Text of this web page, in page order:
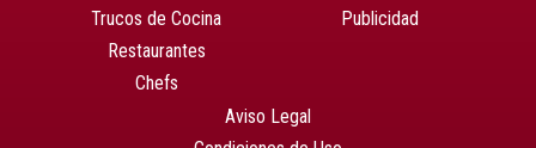
Trucos de Cocina
Restaurantes
Chefs
Publicidad
Aviso Legal